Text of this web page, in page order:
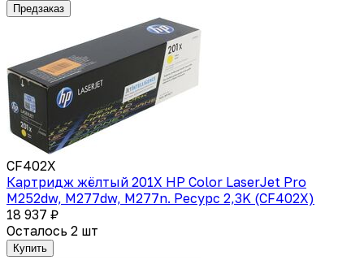
Предзаказ
CF402X
Картридж жёлтый 201X HP Color LaserJet Pro
M252dw, M277dw, M277n. Ресурс 2,3K (CF402X)
18 937 ₽
Осталось 2 шт
Купить